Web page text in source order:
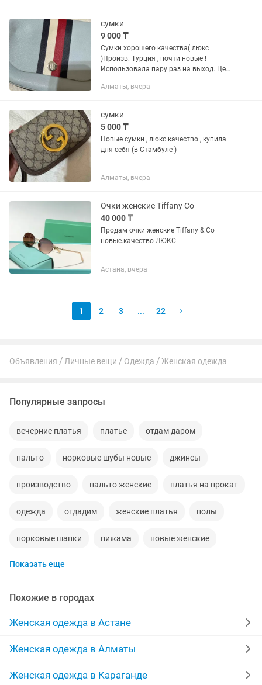
сумки
9 000 ₸
Сумки хорошего качества( люкс
)Произв: Турция , почти новые !
Использовала пару раз на выход. Цена
-9000 Miu -8000 Gabanna ( тигровый)-
Алматы, вчера
сумки
5 000 ₸
Новые сумки , люкс качество , купила
для себя (в Стамбуле )
Алматы, вчера
Очки женские Tiffany Co
40 000 ₸
Продам очки женские Tiffany & Со
новые.качество ЛЮКС
Астана, вчера
1 2 3 ... 22
Объявления Личные вещи Одежда Женская одежда
Популярные запросы
вечерние платья платье отдам даром
пальто норковые шубы новые джинсы
производство пальто женские платья на прокат
одежда отдадим женские платья полы
норковые шапки пижама новые женские
куртки джинсовые
продать срочно недорогой
красивые вечерние платья
спортивный костюм женский
Показать еще
Похожие в городах
Женская одежда в Астане
Женская одежда в Алматы
Женская одежда в Караганде